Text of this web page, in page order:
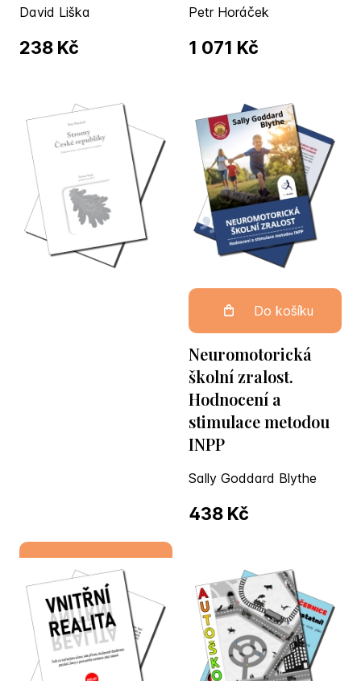
David Liška
238 Kč
Petr Horáček
1 071 Kč
Do košíku
Neuromotorická
školní zralost.
Hodnocení a
stimulace metodou
INPP
Sally Goddard Blythe
438 Kč